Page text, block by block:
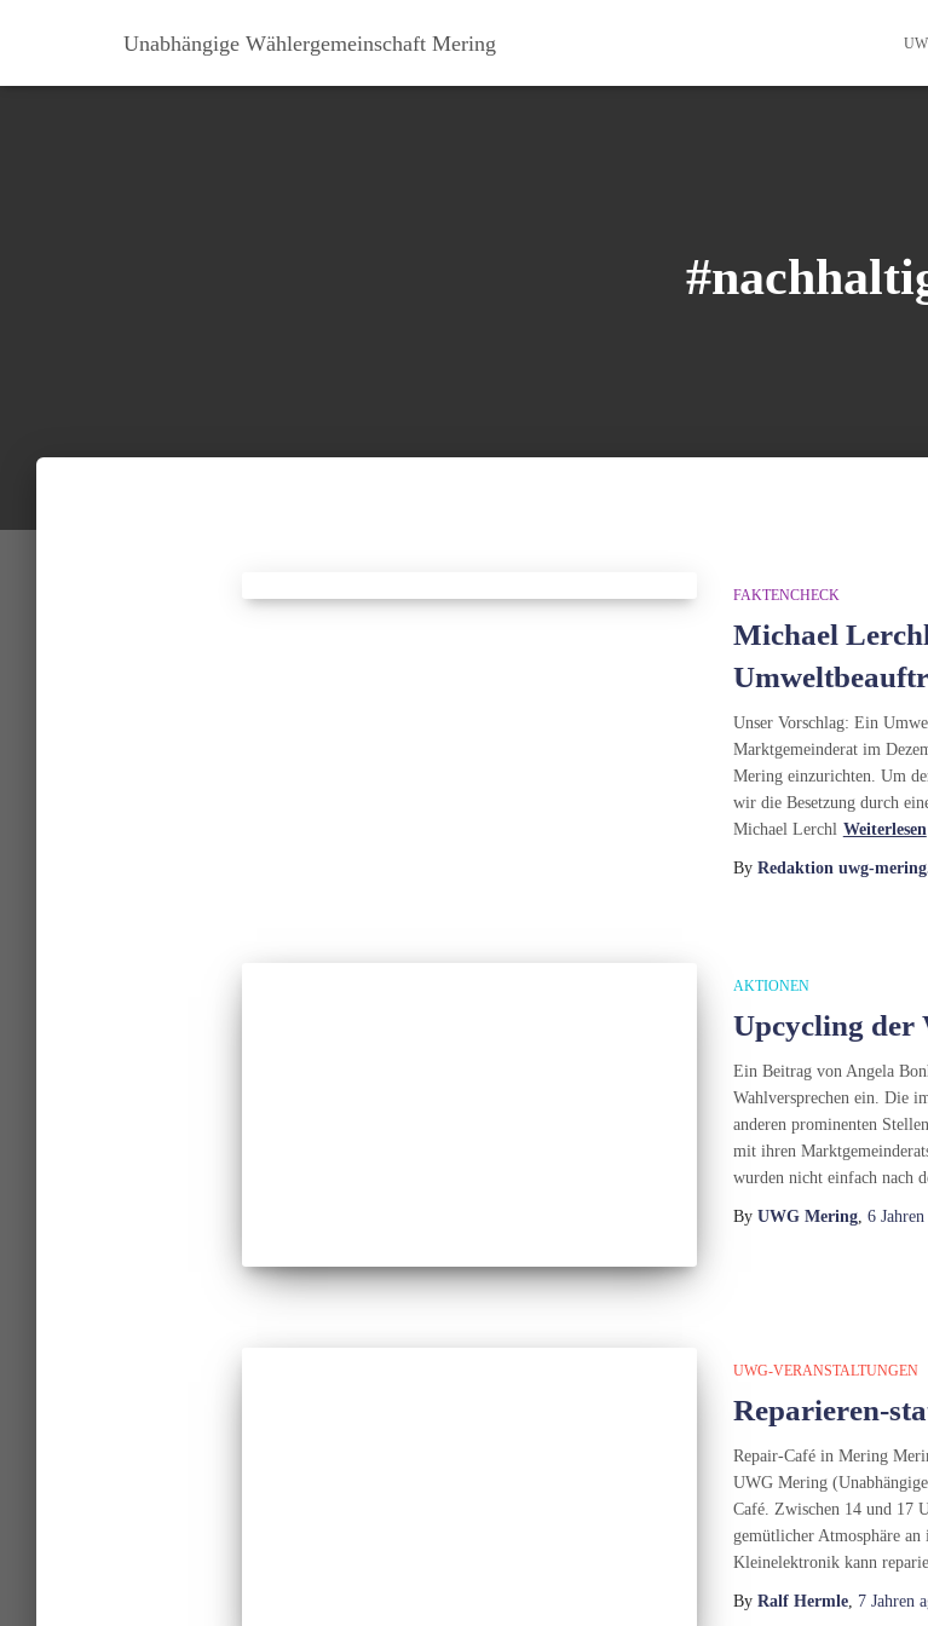
Unabhängige Wählergemeinschaft Mering
FAKTENCHECK
Michael
Unser Vorschlag: Ein
Marktgemeinderat im
Mering einzurichten. Um
wir die Besetzung durch
Michael Lerchl Weiterlesen
By Redaktion uwg-
AKTIONEN
Upcycling der
Ein Beitrag von Angela
Wahlversprechen ein. Die
anderen prominenten
mit ihren
wurden nicht einfach nach
By UWG Mering, 6 Jahren
UWG-VERANSTALTUNGEN
Reparieren-
Repair-Café in Mering
UWG Mering
Café. Zwischen 14 und 17
gemütlicher Atmosphäre an
Kleinelektronik kann
By Ralf Hermle, 7 Jahren